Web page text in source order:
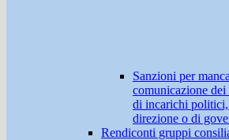
Sanzioni per
comunicazione
di incarichi
direzione o di
Rendiconti gruppi